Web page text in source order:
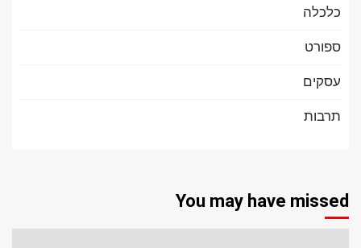
כלכלה
ספורט
עסקים
תרבות
You may have missed